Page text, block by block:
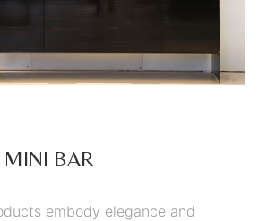
BAR
embody elegance and